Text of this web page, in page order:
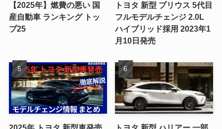
【2025年】燃費の悪い 国
産自動車 ランキング トッ
プ25
トヨタ 新型 プリウス 5代目
フルモデルチェンジ 2.0L
ハイブリッド採用 2023年1
月10日発売